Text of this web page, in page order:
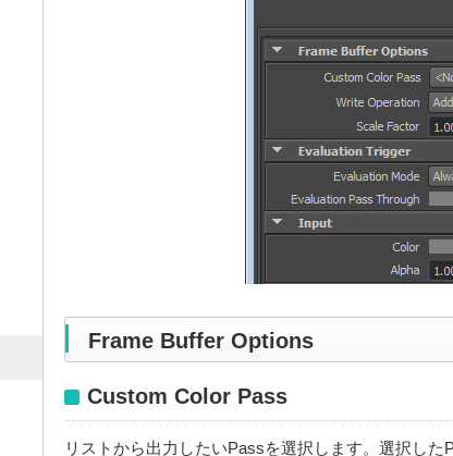
Frame Buffer Options
Custom Color Pass
リストから出力したいPassを選択します。選択した